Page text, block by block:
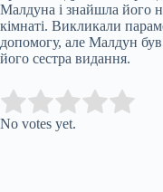
Малдуна і знайшла його
кімнаті. Викликали
допомогу, але Малдун
його сестра видання.
Rate this item:
No votes yet.